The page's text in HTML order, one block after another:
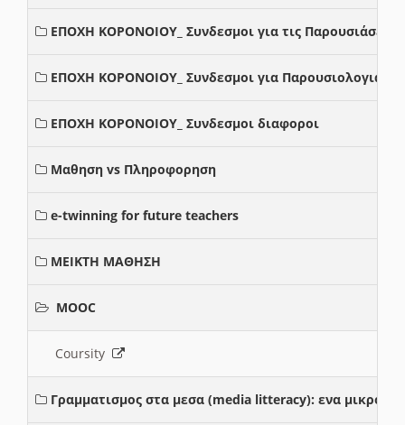
ΕΠΟΧΗ ΚΟΡΟΝΟΙΟΥ_ Συνδεσμοι για τις Παρουσιάσεις
ΕΠΟΧΗ ΚΟΡΟΝΟΙΟΥ_ Συνδεσμοι για Παρουσιολογια
ΕΠΟΧΗ ΚΟΡΟΝΟΙΟΥ_ Συνδεσμοι διαφοροι
Μαθηση vs Πληροφορηση
e-twinning for future teachers
ΜΕΙΚΤΗ ΜΑΘΗΣΗ
MOOC
Coursity
Γραμματισμος στα μεσα (media litteracy): ενα μικρο